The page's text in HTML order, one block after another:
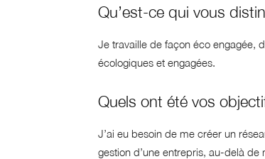
Qu’est-ce qui vous
Je travaille de façon éco engagée,
écologiques et engagées.
Quels ont été vos
J’ai eu besoin de me créer un
gestion d’une entrepris, au-delà